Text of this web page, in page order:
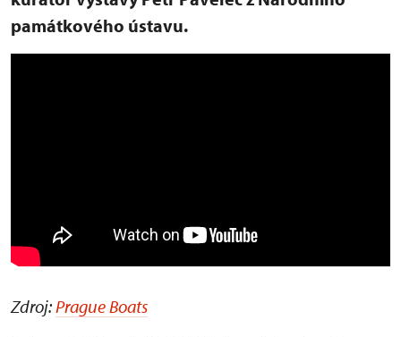
památkového ústavu.
Zdroj:Prague Boats